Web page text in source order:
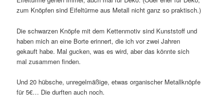
zum Knöpfen sind Eifeltürme aus Metall nicht ganz so praktisch.)
Die schwarzen Knöpfe mit dem Kettenmotiv sind Kunststoff und
haben mich an eine Borte erinnert, die ich vor zwei Jahren
gekauft habe. Mal gucken, was es wird, aber das könnte sich
mal zusammen finden.
Und 20 hübsche, unregelmäßige, etwas organischer Metallknöpfe
für 5€… Die durften auch noch.